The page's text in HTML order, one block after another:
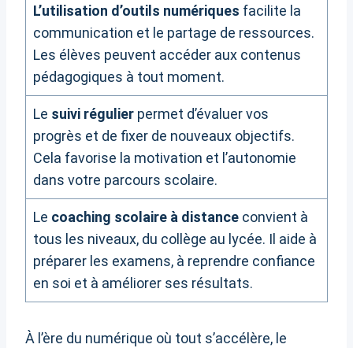
L’utilisation d’outils numériques facilite la
communication et le partage de ressources.
Les élèves peuvent accéder aux contenus
pédagogiques à tout moment.
Le suivi régulier permet d’évaluer vos
progrès et de fixer de nouveaux objectifs.
Cela favorise la motivation et l’autonomie
dans votre parcours scolaire.
Le coaching scolaire à distance convient à
tous les niveaux, du collège au lycée. Il aide à
préparer les examens, à reprendre confiance
en soi et à améliorer ses résultats.
À l’ère du numérique où tout s’accélère, le